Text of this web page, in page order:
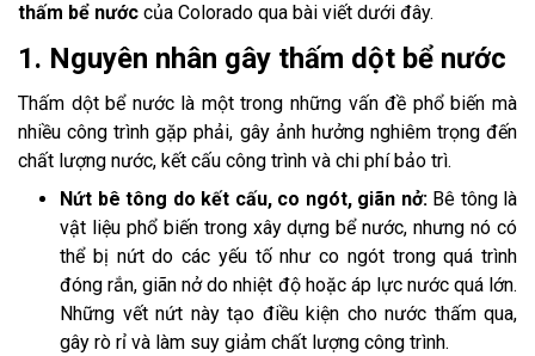
thấm bể nước của Colorado qua bài viết dưới đây.
1. Nguyên nhân gây thấm dột bể nước
Thấm dột bể nước là một trong những vấn đề phổ biến mà
nhiều công trình gặp phải, gây ảnh hưởng nghiêm trọng đến
chất lượng nước, kết cấu công trình và chi phí bảo trì.
Nứt bê tông do kết cấu, co ngót, giãn nở:Bê tông là
vật liệu phổ biến trong xây dựng bể nước, nhưng nó có
thể bị nứt do các yếu tố như co ngót trong quá trình
đóng rắn, giãn nở do nhiệt độ hoặc áp lực nước quá lớn.
Những vết nứt này tạo điều kiện cho nước thấm qua,
gây rò rỉ và làm suy giảm chất lượng công trình.